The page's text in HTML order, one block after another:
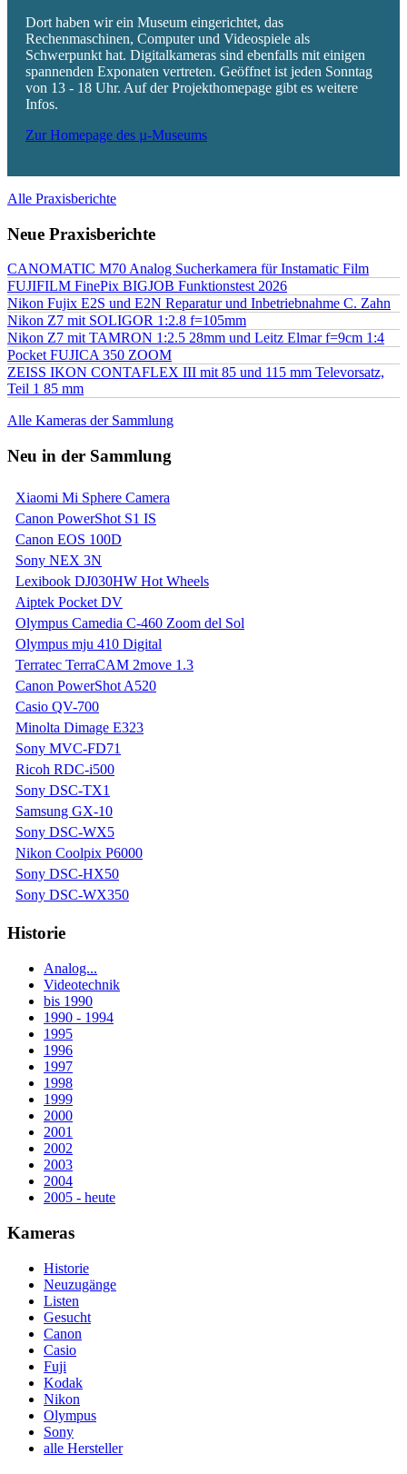
Dort haben wir ein Museum eingerichtet, das
Rechenmaschinen, Computer und Videospiele als
Schwerpunkt hat. Digitalkameras sind ebenfalls mit einigen
spannenden Exponaten vertreten. Geöffnet ist jeden Sonntag
von 13 - 18 Uhr. Auf der Projekthomepage gibt es weitere
Infos.
Zur Homepage des µ-Museums
Alle Praxisberichte
Neue Praxisberichte
CANOMATIC M70 Analog Sucherkamera für Instamatic Film
FUJIFILM FinePix BIGJOB Funktionstest 2026
Nikon Fujix E2S und E2N Reparatur und Inbetriebnahme C. Zahn
Nikon Z7 mit SOLIGOR 1:2.8 f=105mm
Nikon Z7 mit TAMRON 1:2.5 28mm und Leitz Elmar f=9cm 1:4
Pocket FUJICA 350 ZOOM
ZEISS IKON CONTAFLEX III mit 85 und 115 mm Televorsatz,
Teil 1 85 mm
Alle Kameras der Sammlung
Neu in der Sammlung
Xiaomi Mi Sphere Camera
Canon PowerShot S1 IS
Canon EOS 100D
Sony NEX 3N
Lexibook DJ030HW Hot Wheels
Aiptek Pocket DV
Olympus Camedia C-460 Zoom del Sol
Olympus mju 410 Digital
Terratec TerraCAM 2move 1.3
Canon PowerShot A520
Casio QV-700
Minolta Dimage E323
Sony MVC-FD71
Ricoh RDC-i500
Sony DSC-TX1
Samsung GX-10
Sony DSC-WX5
Nikon Coolpix P6000
Sony DSC-HX50
Sony DSC-WX350
Historie
Analog...
Videotechnik
bis 1990
1990 - 1994
1995
1996
1997
1998
1999
2000
2001
2002
2003
2004
2005 - heute
Kameras
Historie
Neuzugänge
Listen
Gesucht
Canon
Casio
Fuji
Kodak
Nikon
Olympus
Sony
alle Hersteller